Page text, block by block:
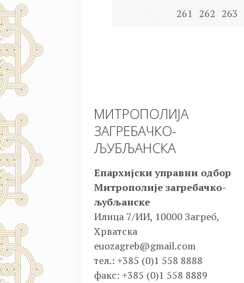
261 262 263
МИТРОПОЛИЈА
ЗАГРЕБАЧКО-
ЉУБЉАНСКА
Епархијски управни одбор
Митрополије загребачко-
љубљанске
Илица 7/ИИ, 10000 Загреб,
Хрватска
euozagreb@gmail.com
тел.: +385 (0)1 558 8888
факс: +385 (0)1 558 8889